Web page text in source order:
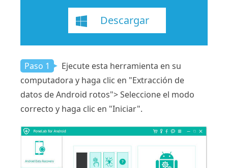
Descargar
Paso 1
Ejecute esta herramienta en su
computadora y haga clic en "Extracción de
datos de Android rotos"> Seleccione el modo
correcto y haga clic en "Iniciar".